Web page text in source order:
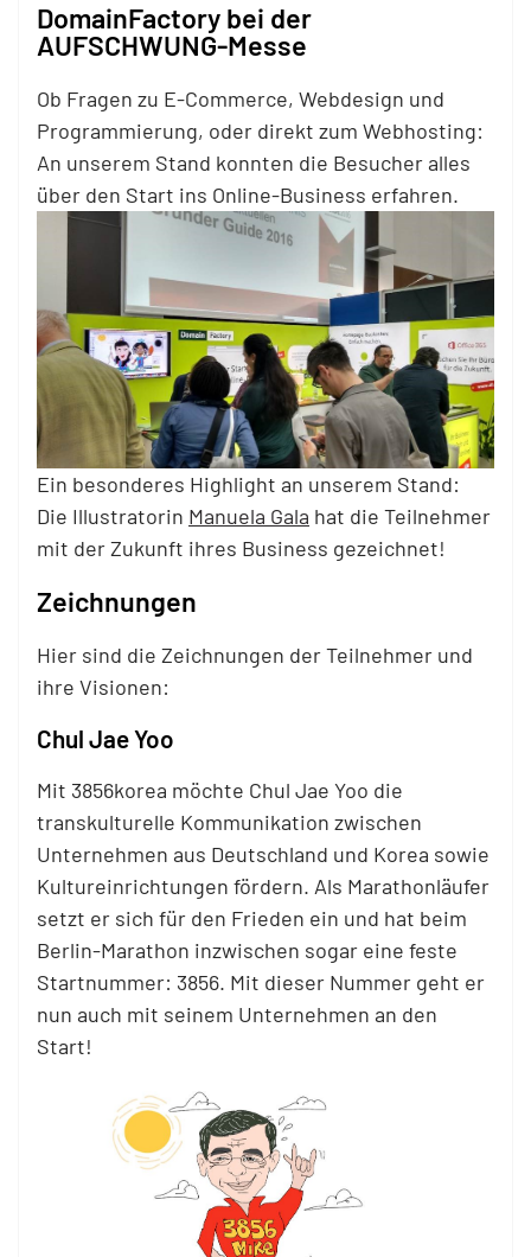
DomainFactory bei der
AUFSCHWUNG-Messe
Ob Fragen zu E-Commerce, Webdesign und
Programmierung, oder direkt zum Webhosting:
An unserem Stand konnten die Besucher alles
über den Start ins Online-Business erfahren.
Ein besonderes Highlight an unserem Stand:
Die Illustratorin Manuela Gala hat die Teilnehmer
mit der Zukunft ihres Business gezeichnet!
Zeichnungen
Hier sind die Zeichnungen der Teilnehmer und
ihre Visionen:
Chul Jae Yoo
Mit 3856korea möchte Chul Jae Yoo die
transkulturelle Kommunikation zwischen
Unternehmen aus Deutschland und Korea sowie
Kultureinrichtungen fördern. Als Marathonläufer
setzt er sich für den Frieden ein und hat beim
Berlin-Marathon inzwischen sogar eine feste
Startnummer: 3856. Mit dieser Nummer geht er
nun auch mit seinem Unternehmen an den
Start!